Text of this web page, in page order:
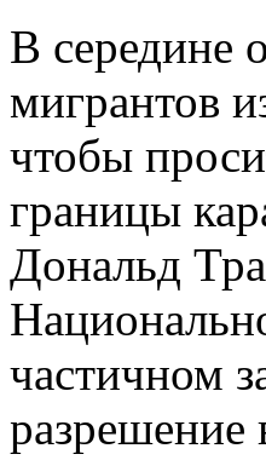
В середине
мигрантов
чтобы
границы
Дональд
частичном
разрешение